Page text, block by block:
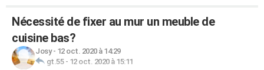
Nécessité de fixer au mur un meuble de
cuisine bas?
Josy- 12 oct. 2020 à 14:29
gt.55- 12 oct. 2020 à 15:11